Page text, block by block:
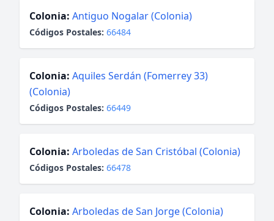
Colonia: Antiguo Nogalar (Colonia)
Códigos Postales: 66484
Colonia: Aquiles Serdán (Fomerrey 33)
(Colonia)
Códigos Postales: 66449
Colonia: Arboledas de San Cristóbal (Colonia)
Códigos Postales: 66478
Colonia: Arboledas de San Jorge (Colonia)